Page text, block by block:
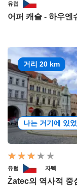
유럽
어퍼 캐슬 - 하우엔
거리 20 km
나는 거기에 있
유럽 자텍
Žatec의 역사적 중